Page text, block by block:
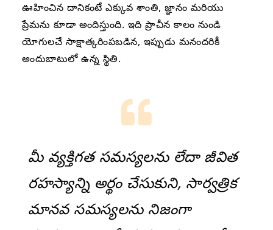
ఊహించిన దానికంటే ఎక్కువ శాంతి, జ్ఞానం మరియు
ప్రేమను కూడా అందిస్తుంది. ఇది ప్రాచీన కాలం నుండి
యోగులచే సాక్షాత్కరింపబడిన, ఇప్పుడు మనందరికీ
అందుబాటులో ఉన్న స్థితి.
మీ వ్యక్తిగత సమస్యలను లేదా జీవిత
రహస్యాన్ని అర్థం చేసుకుని, సార్వత్రిక
మానవ సమస్యలను నిజంగా